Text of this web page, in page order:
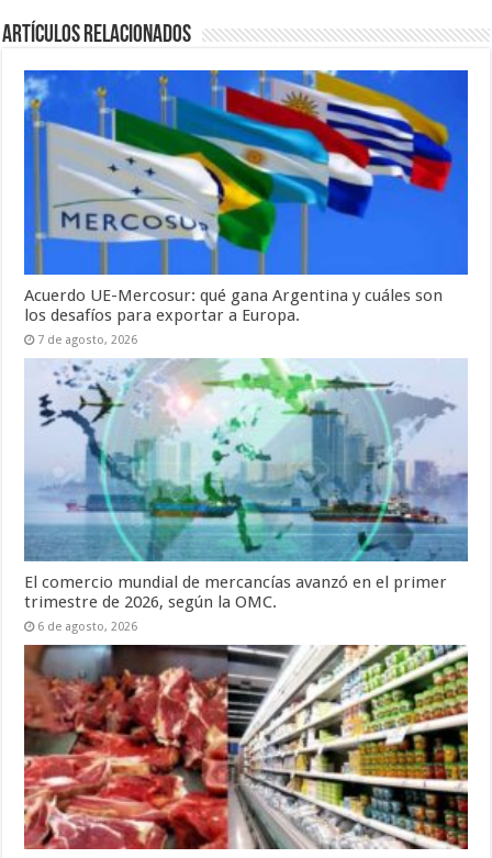
Artículos relacionados
Acuerdo UE-Mercosur: qué gana Argentina y cuáles son
los desafíos para exportar a Europa.
7 de agosto, 2026
El comercio mundial de mercancías avanzó en el primer
trimestre de 2026, según la OMC.
6 de agosto, 2026